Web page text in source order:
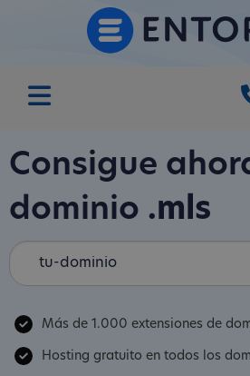
Consigue
dominio .mls
Más de 1.000 extensiones de
Hosting gratuito en todos los